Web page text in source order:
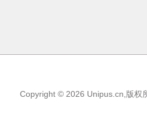
Copyright © 2026 Unipus.cn,版权